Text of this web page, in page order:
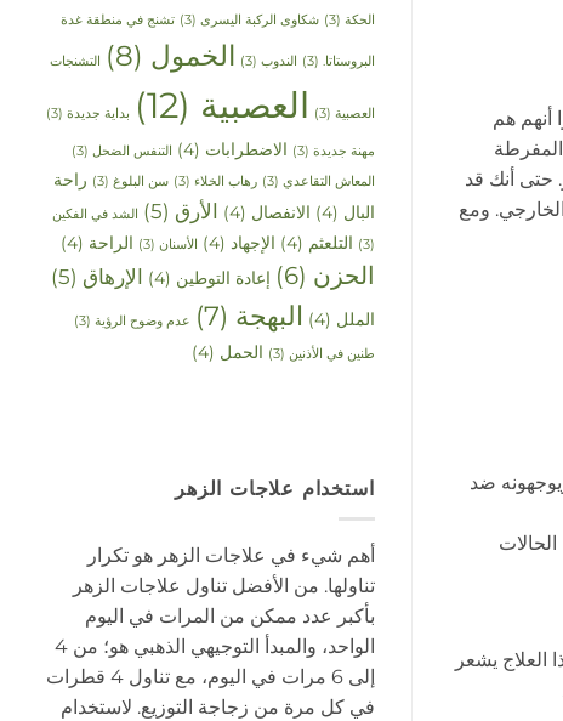
أنهم هم
حتى أنك قد
ومع
ضد
يشعر
الحكة (3) شكاوى الركبة اليسرى (3) تشنج في منطقة غدة
البروستاتا. (3) الندوب (3) الخمول (8) التشنجات
العصبية (3) العصبية (12) بداية جديدة (3)
مهنة جديدة (3) الاضطرابات (4) التنفس الضحل (3)
المعاش التقاعدي (3) رهاب الخلاء (3) سن البلوغ (3)
راحة
البال (4) الانفصال (4) الأرق (5)
الشد في الفكين
(3)
التلعثم (4) الإجهاد (4) الأسنان (3) الراحة (4)
الحزن (6) إعادة التوطين (4) الإرهاق (5)
الملل (4) البهجة (7) عدم وضوح الرؤية (3)
طنين في الأذنين (3) الحمل (4)
استخدام علاجات الزهر
أهم شيء في علاجات الزهر هو تكرار
تناولها. من الأفضل تناول علاجات الزهر
بأكبر عدد ممكن من المرات في اليوم
الواحد، والمبدأ التوجيهي الذهبي هو؛ من 4
إلى 6 مرات في اليوم، مع تناول 4 قطرات
في كل مرة من زجاجة التوزيع. لاستخدام